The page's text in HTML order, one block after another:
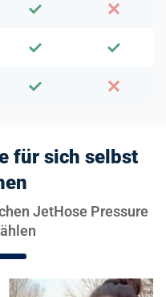
für sich selbst
JetHose Pressure